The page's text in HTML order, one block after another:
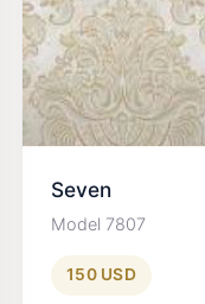
Seven
Model 7807
150 USD